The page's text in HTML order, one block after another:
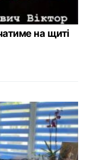
на щиті